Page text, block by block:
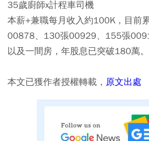
35歲廚師x計程車司機
本薪+兼職每月收入約100K，目前
00878、130張00929、155張
以及一間房，年股息已突破180萬。
本文已獲作者授權轉載， 原文出處